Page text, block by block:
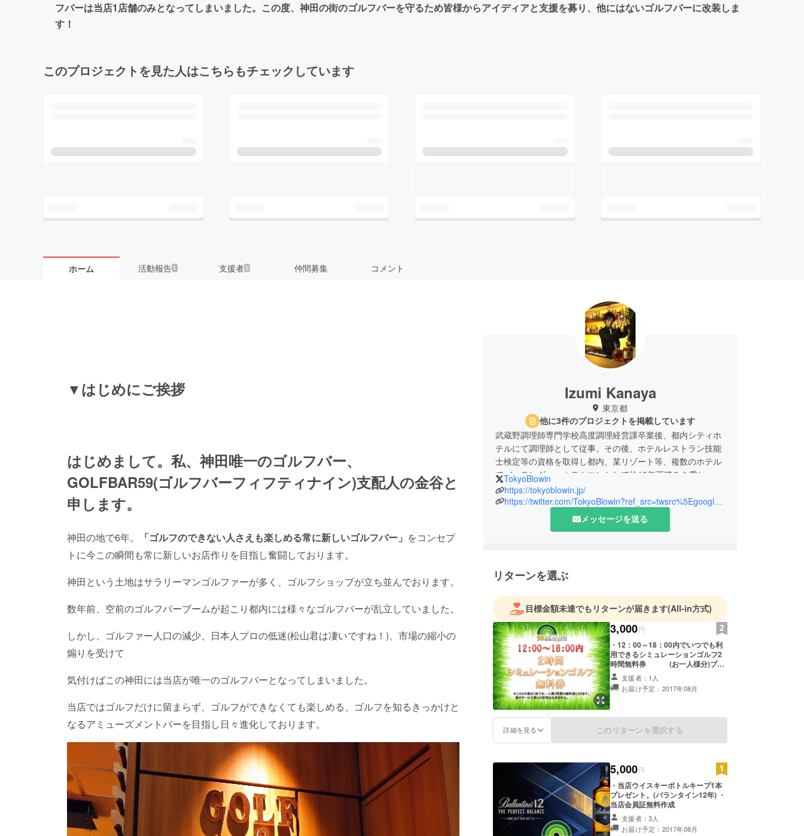
フバーは当店1店舗のみとなってしまいました。この度、神田の街のゴルフバーを守るため皆様からアイディアと支援を募り、他にはないゴルフバーに改装しま
す！
このプロジェクトを見た人はこちらもチェックしています
ホーム 活動報告 1 支援者5 仲間募集 コメント
▼はじめにご挨拶
はじめまして。私、神田唯一のゴルフバー、
GOLFBAR59(ゴルフバーフィフティナイン)支配人の金谷と
申します。
神田の地で6年。 「ゴルフのできない人さえも楽しめる常に新しいゴルフバー」 をコンセプ
トに今この瞬間も常に新しいお店作りを目指し奮闘しております。
神田という土地はサラリーマンゴルファーが多く、ゴルフショップが立ち並んでおります。
数年前、空前のゴルフバーブームが起こり都内には様々なゴルフバーが乱立していました。
しかし、ゴルファー人口の減少、日本人プロの低迷(松山君は凄いですね！)、市場の縮小の
煽りを受けて
気付けばこの神田には当店が唯一のゴルフバーとなってしまいました。
当店ではゴルフだけに留まらず、ゴルフができなくても楽しめる、ゴルフを知るきっかけと
なるアミューズメントバーを目指し日々進化しております。
Izumi Kanaya
東京都
他に3件のプロジェクトを掲載しています
武蔵野調理師専門学校高度調理経営課卒業後、都内シティホ
テルにて調理師として従事。その後、ホテルレストラン技能
士検定等の資格を取得し都内、某リゾート等、複数のホテル
でバーテンダー、ホテルマンとして約10年下積みを重ね
多方面のカクテルコンペにも精力的に出場するなどして腕を
磨く。
2011年に神田にオープンしたゴルフバー59にて支配人に就
大に活かしたお店づくりに取り組んで参ります。
TokyoBlowin
https://tokyoblowin.jp/
https://twitter.com/TokyoBlowin?ref_src=twsrc%5Egoogle%7Ctwcamp%5Eserp%7Ctwgr%5Eauthor
メッセージを送る
リターンを選ぶ
目標金額未達でもリターンが届きます(All-in方式)
3,000円
・12：00～18：00内でいつでも利
用できるシミュレーションゴルフ2
時間無料券 (お一人様分)プレ
ゼント。 ・当店会員証無料作成。
支援者：1人
お届け予定：2017年08月
詳細を見る このリターンを選択する
5,000円
・当店ウイスキーボトルキープ1本
プレゼント。(バランタイン12年) ・
当店会員証無料作成
支援者：3人
お届け予定：2017年08月